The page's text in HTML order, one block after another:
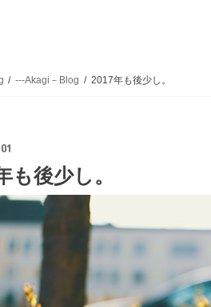
---Akagi－Blog 2017年も後少し。
も後少し。